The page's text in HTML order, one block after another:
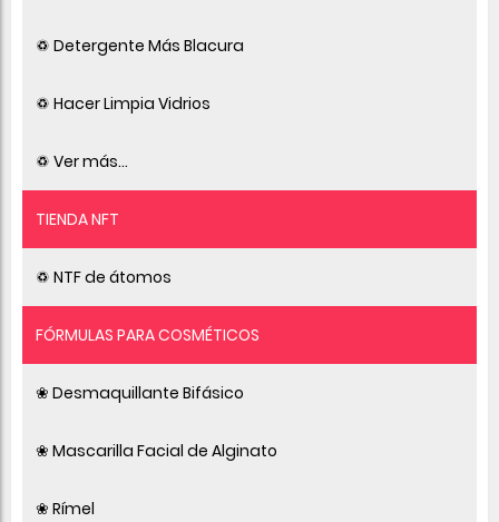
♽ Detergente Más Blacura
♽ Hacer Limpia Vidrios
♽ Ver más...
TIENDA NFT
♽ NTF de átomos
FÓRMULAS PARA COSMÉTICOS
❀ Desmaquillante Bifásico
❀ Mascarilla Facial de Alginato
❀ Rímel